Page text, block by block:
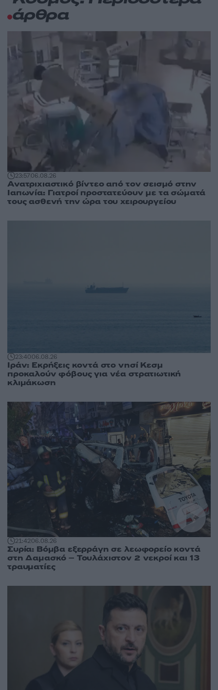
άρθρα
23:5706.08.26
Ανατριχιαστικό βίντεο από τον σεισμό στην
Ιαπωνία: Γιατροί προστατεύουν με τα σώματά
τους ασθενή την ώρα του χειρουργείου
23:4006.08.26
Ιράν: Εκρήξεις κοντά στο νησί Κεσμ
προκαλούν φόβους για νέα στρατιωτική
κλιμάκωση
21:4206.08.26
Συρία: Βόμβα εξερράγη σε λεωφορείο κοντά
στη Δαμασκό – Τουλάχιστον 2 νεκροί και 13
τραυματίες